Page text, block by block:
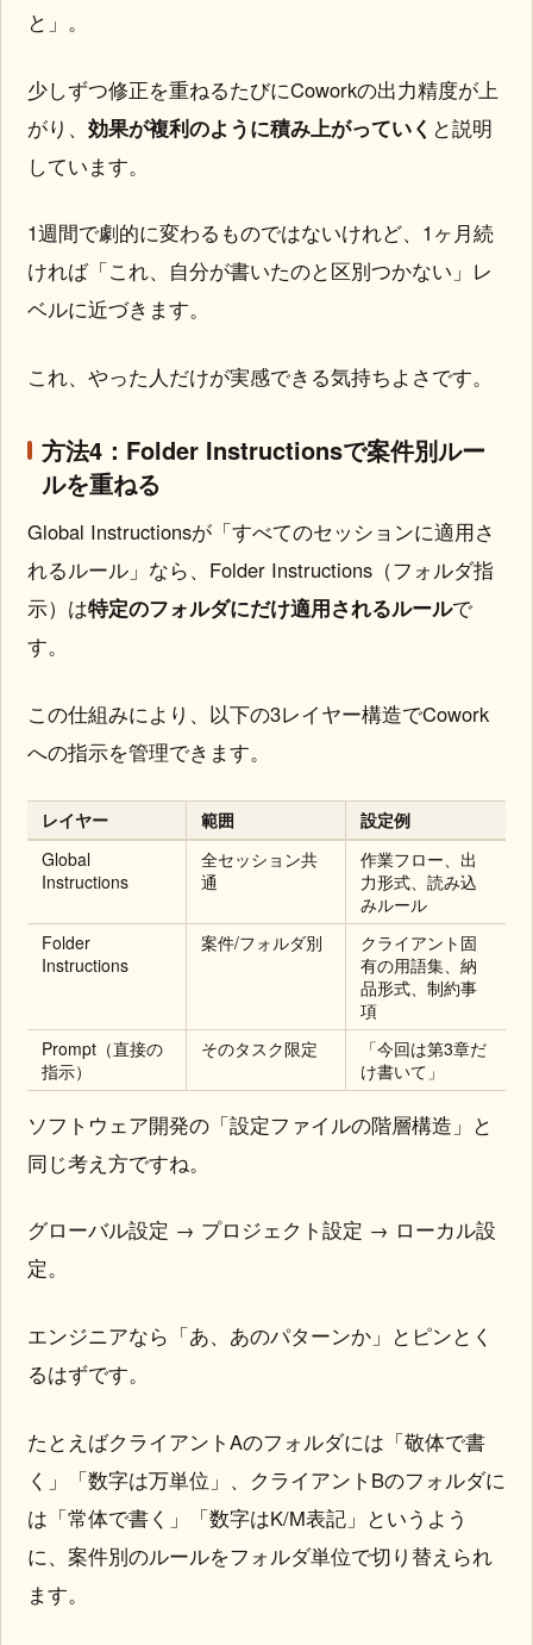
と」。
少しずつ修正を重ねるたびにCoworkの出力精度が上
がり、 効果が複利のように積み上がっていく と説明
しています。
1週間で劇的に変わるものではないけれど、1ヶ月続
ければ「これ、自分が書いたのと区別つかない」レ
ベルに近づきます。
これ、やった人だけが実感できる気持ちよさです。
方法4：Folder Instructionsで案件別ルー
ルを重ねる
Global Instructionsが「すべてのセッションに適用さ
れるルール」なら、Folder Instructions（フォルダ指
示）は特定のフォルダにだけ適用されるルールで
す。
この仕組みにより、以下の3レイヤー構造でCowork
への指示を管理できます。
レイヤー 範囲
設定例
Global
Instructions
全セッション共
通
作業フロー、出
力形式、読み込
みルール
Folder
Instructions
案件/フォルダ別
クライアント固
有の用語集、納
品形式、制約事
項
Prompt（直接の
指示）
そのタスク限定
「今回は第3章だ
け書いて」
ソフトウェア開発の「設定ファイルの階層構造」と
同じ考え方ですね。
グローバル設定 → プロジェクト設定 → ローカル設
定。
エンジニアなら「あ、あのパターンか」とピンとく
るはずです。
たとえばクライアントAのフォルダには「敬体で書
く」「数字は万単位」、クライアントBのフォルダに
は「常体で書く」「数字はK/M表記」というよう
に、案件別のルールをフォルダ単位で切り替えられ
ます。